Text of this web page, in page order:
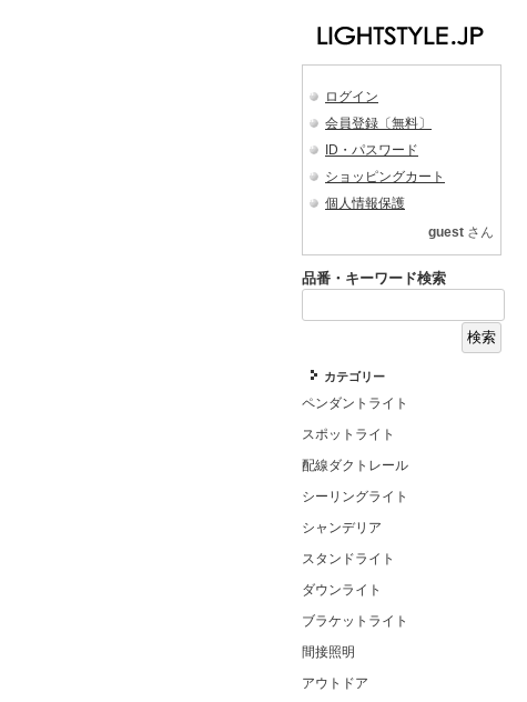
ログイン
会員登録〔無料〕
ID・パスワード
ショッピングカート
個人情報保護
guest さん
品番・キーワード検索
カテゴリー
ペンダントライト
スポットライト
配線ダクトレール
シーリングライト
シャンデリア
スタンドライト
ダウンライト
ブラケットライト
間接照明
アウトドア